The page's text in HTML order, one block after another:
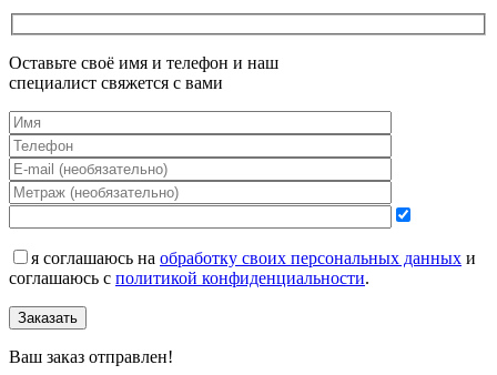
Оставьте своё имя и телефон и наш
специалист свяжется с вами
я соглашаюсь на обработку своих персональных данных и
соглашаюсь с политикой конфиденциальности.
Заказать
Ваш заказ отправлен!